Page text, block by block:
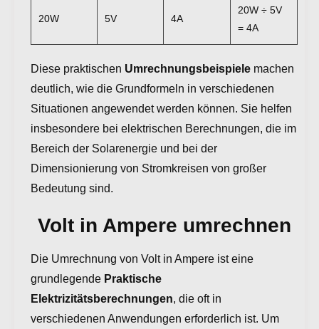
20W 5V 4A
20W ÷ 5V
= 4A
Diese praktischen Umrechnungsbeispiele machen
deutlich, wie die Grundformeln in verschiedenen
Situationen angewendet werden können. Sie helfen
insbesondere bei elektrischen Berechnungen, die im
Bereich der Solarenergie und bei der
Dimensionierung von Stromkreisen von großer
Bedeutung sind.
Volt in Ampere umrechnen
Die Umrechnung von Volt in Ampere ist eine
grundlegende Praktische
Elektrizitätsberechnungen, die oft in
verschiedenen Anwendungen erforderlich ist. Um